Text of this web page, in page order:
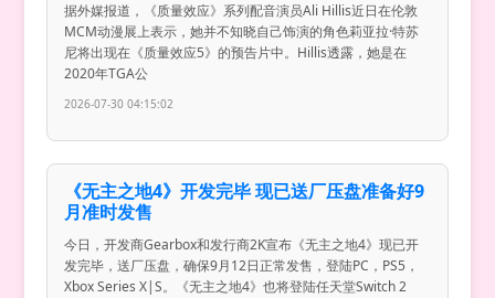
据外媒报道，《质量效应》系列配音演员Ali Hillis近日在伦敦
MCM动漫展上表示，她并不知晓自己饰演的角色莉亚拉·特苏
尼将出现在《质量效应5》的预告片中。Hillis透露，她是在
2020年TGA公
2026-07-30 04:15:02
《无主之地4》开发完毕 现已送厂压盘准备好9
月准时发售
今日，开发商Gearbox和发行商2K宣布《无主之地4》现已开
发完毕，送厂压盘，确保9月12日正常发售，登陆PC，PS5，
Xbox Series X|S。《无主之地4》也将登陆任天堂Switch 2